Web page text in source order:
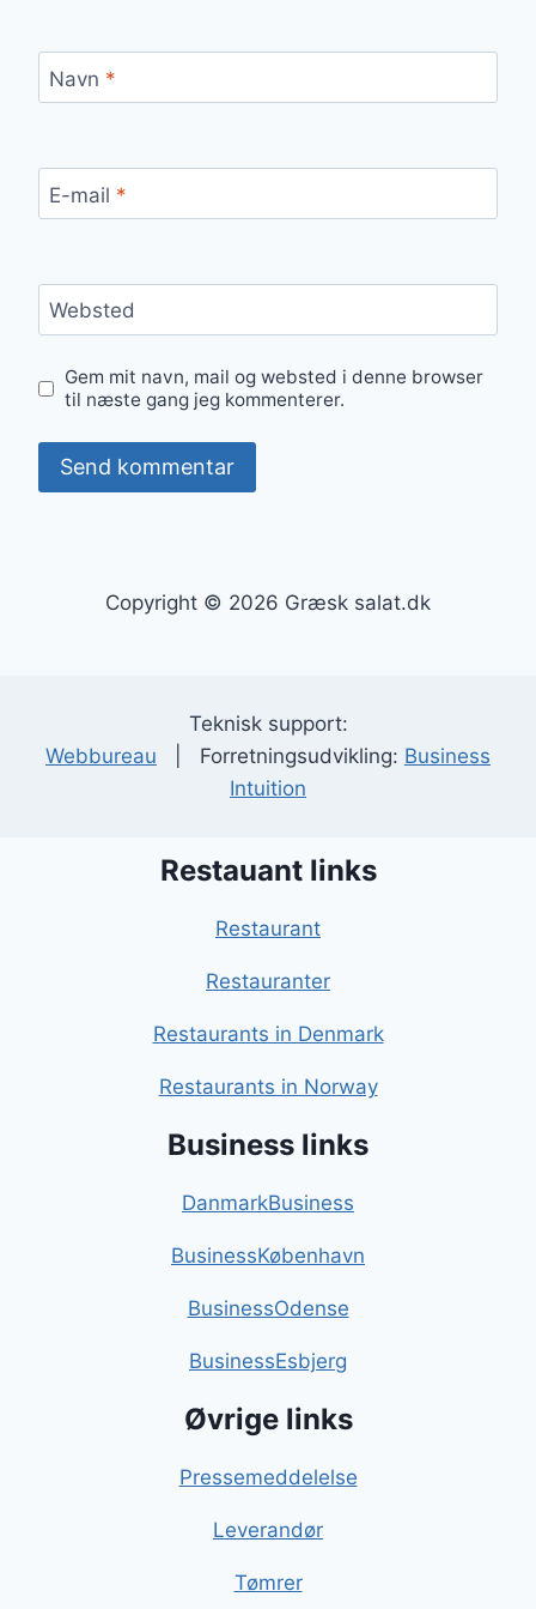
Navn *
E-mail *
Websted
Gem mit navn, mail og websted i denne browser
til næste gang jeg kommenterer.
Copyright © 2026 Græsk salat.dk
Teknisk support:
Webbureau | Forretningsudvikling: Business
Intuition
Restauant links
Restaurant
Restauranter
Restaurants in Denmark
Restaurants in Norway
Business links
DanmarkBusiness
BusinessKøbenhavn
BusinessOdense
BusinessEsbjerg
Øvrige links
Pressemeddelelse
Leverandør
Tømrer